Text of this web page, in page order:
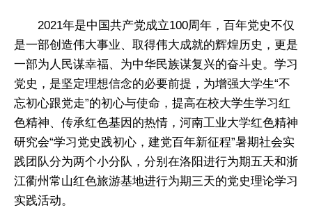
2021年是中国共产党成立100周年，百年党史不仅
是一部创造伟大事业、取得伟大成就的辉煌历史，更是
一部为人民谋幸福、为中华民族谋复兴的奋斗史。学习
党史，是坚定理想信念的必要前提，为增强大学生“不
忘初心跟党走”的初心与使命，提高在校大学生学习红
色精神、传承红色基因的热情，河南工业大学红色精神
研究会“学习党史践初心，建党百年新征程”暑期社会实
践团队分为两个小分队，分别在洛阳进行为期五天和浙
江衢州常山红色旅游基地进行为期三天的党史理论学习
实践活动。